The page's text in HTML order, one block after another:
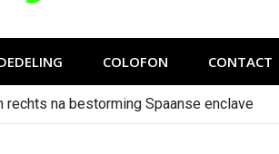
COLOFON CONTACT
na bestorming Spaanse enclave